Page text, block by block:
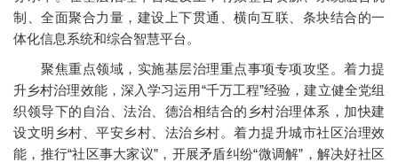
制、全面聚合力量，建设上下贯通、横向互联、条块结合的一
体化信息系统和综合智慧平台。
聚焦重点领域，实施基层治理重点事项专项攻坚。着力提
升乡村治理效能，深入学习运用“千万工程”经验，建立健全党组
织领导下的自治、法治、德治相结合的乡村治理体系，加快建
设文明乡村、平安乡村、法治乡村。着力提升城市社区治理效
能，推行“社区事大家议”，开展矛盾纠纷“微调解”，解决好社区